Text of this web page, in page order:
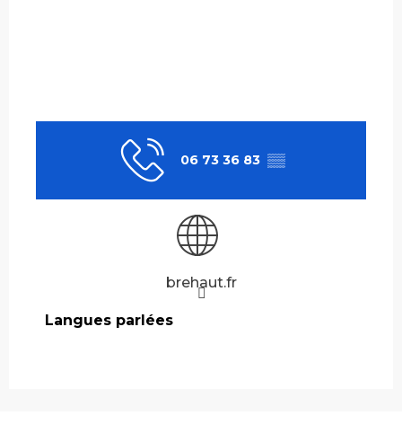
06 73 36 83 ▒▒
brehaut.fr
Langues parlées
Langues parlées